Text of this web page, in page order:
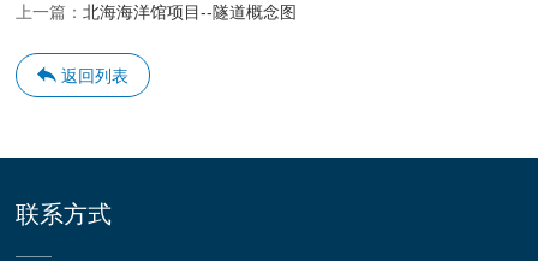
上一篇：北海海洋馆项目--隧道概念图
返回列表
联系方式